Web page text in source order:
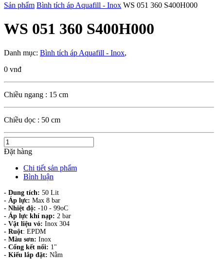
Sản phẩm Bình tích áp Aquafill - Inox WS 051 360 S400H000
WS 051 360 S400H000
Danh mục: Bình tích áp Aquafill - Inox,
0 vnđ
Chiều ngang : 15 cm
Chiều dọc : 50 cm
Đặt hàng
Chi tiết sản phẩm
Bình luận
- Dung tích: 50 Lit
- Áp lực: Max 8 bar
- Nhiệt độ: -10 - 99oC
- Áp lực khí nạp: 2 bar
- Vật liệu vỏ: Inox 304
- Ruột: EPDM
- Màu sơn: Inox
- Cổng kết nối: 1"
- Kiểu lắp đặt: Nằm